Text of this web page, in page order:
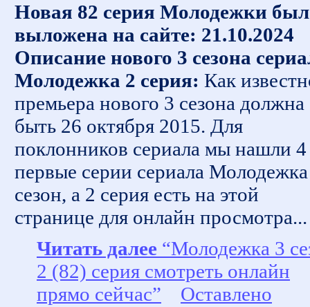
Новая 82 серия Молодежки
выложена на сайте: 21.10.2024
Описание нового 3 сезона
Молодежка 2 серия: Как
премьера нового 3 сезона должна
быть 26 октября 2015. Для
поклонников сериала мы нашли 4
первые серии сериала
сезон, а 2 серия есть на этой
странице для онлайн просмотра...
Читать далее “Молодежка 3
2 (82) серия смотреть онлайн
прямо сейчас”
Оставлено